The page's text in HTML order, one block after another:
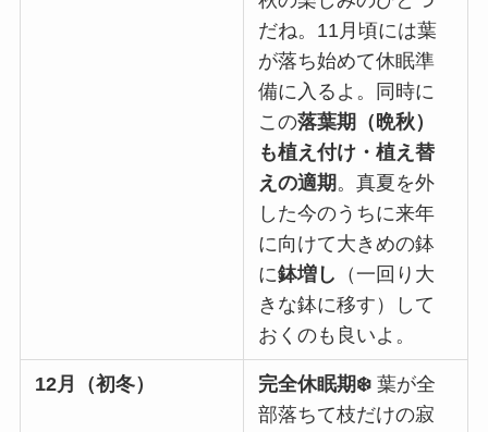
だね。11月頃には葉
が落ち始めて休眠準
備に入るよ。同時に
この落葉期（晩秋）
も植え付け・植え替
えの適期 。真夏を外
した今のうちに来年
に向けて大きめの鉢
に鉢増し
（一回り大
きな鉢に移す）して
おくのも良いよ。
12月（初冬） 完全休眠期❄️ 葉が全
部落ちて枝だけの寂